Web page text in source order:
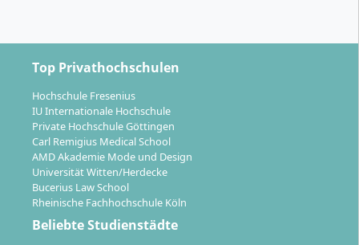
ärztliches Handeln, durchführbar am Helios
Klinikum Erfurt oder weiteren zugelassenen
Kliniken.
Ergänzende Pflichtinhalte:
Krankenpflegedienst (drei Monate), Erste-Hilfe-
Ausbildung, Famulatur (vier Monate)
Medical Teaching Program (MTP):
Durchgängiges Praxiskonzept, Skilllabs und
Simulationslabore, ärztliche Lehrsprechstunden ab
Top Privathochschulen
Hochschule Fresenius
IU Internationale Hochschule
Private Hochschule Göttingen
Carl Remigius Medical School
AMD Akademie Mode und Design
Universität Witten/Herdecke
Bucerius Law School
Rheinische Fachhochschule Köln
Beliebte Studienstädte